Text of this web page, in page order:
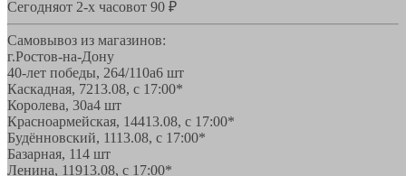
Сегодняот 2-х часовот 90 ₽
Самовывоз из магазинов:
г.Ростов-на-Дону
40-лет победы, 264/110а6 шт
Каскадная, 7213.08, с 17:00*
Королева, 30а4 шт
Красноармейская, 14413.08, с 17:00*
Будённовский, 1113.08, с 17:00*
Базарная, 114 шт
Ленина, 11913.08, с 17:00*